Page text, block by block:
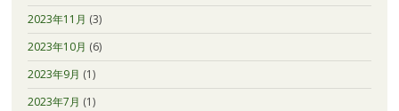
2023年11月 (3)
2023年10月 (6)
2023年9月 (1)
2023年7月 (1)